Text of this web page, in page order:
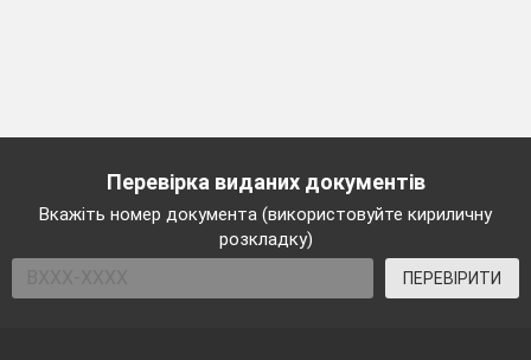
Перевірка виданих документів
Вкажіть номер документа (використовуйте кириличну
розкладку)
ПЕРЕВІРИТИ